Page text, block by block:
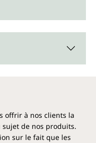
offrir à nos clients la
sujet de nos produits.
sur le fait que les